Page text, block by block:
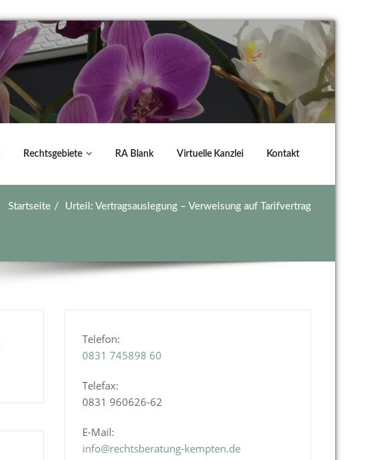
Rechtsgebiete RA Blank Virtuelle Kanzlei Kontakt
Startseite Urteil: Vertragsauslegung – Verweisung auf Tarifvertrag
Telefon:
0831 745898 60
Telefax:
0831 960626-62
E-Mail:
info@rechtsberatung-kempten.de